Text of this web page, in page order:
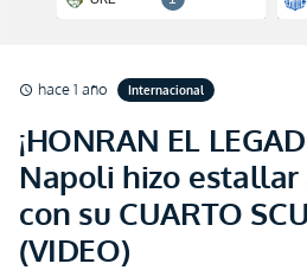
schedule hace 1 año Internacional
¡HONRAN EL
Napoli hizo
con su CUARTO
(VIDEO)